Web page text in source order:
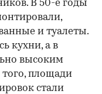
В 50-е годы
и туалеты.
кухни, а в
высоким
площади
стали